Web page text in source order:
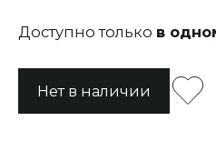
Доступно только в
Нет в наличии